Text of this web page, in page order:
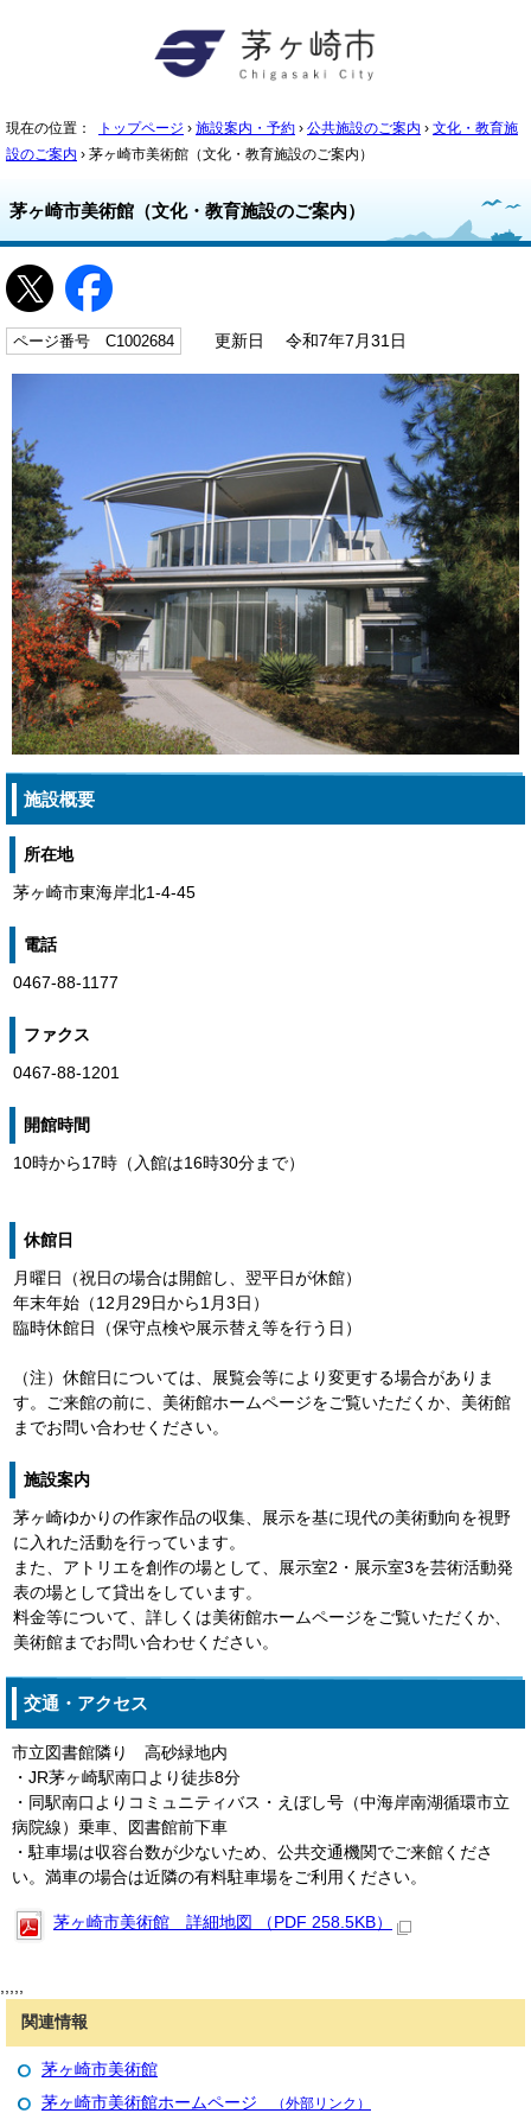
現在の位置： トップページ › 施設案内・予約 › 公共施設のご案内 › 文化・教育施
設のご案内 › 茅ヶ崎市美術館（文化・教育施設のご案内）
茅ヶ崎市美術館（文化・教育施設のご案内）
ページ番号 C1002684 更新日 令和7年7月31日
施設概要
所在地
茅ヶ崎市東海岸北1-4-45
電話
0467-88-1177
ファクス
0467-88-1201
開館時間
10時から17時（入館は16時30分まで）
休館日
月曜日（祝日の場合は開館し、翌平日が休館）
年末年始（12月29日から1月3日）
臨時休館日（保守点検や展示替え等を行う日）
（注）休館日については、展覧会等により変更する場合がありま
す。ご来館の前に、美術館ホームページをご覧いただくか、美術館
までお問い合わせください。
施設案内
茅ヶ崎ゆかりの作家作品の収集、展示を基に現代の美術動向を視野
に入れた活動を行っています。
また、アトリエを創作の場として、展示室2・展示室3を芸術活動発
表の場として貸出をしています。
料金等について、詳しくは美術館ホームページをご覧いただくか、
美術館までお問い合わせください。
交通・アクセス
市立図書館隣り 高砂緑地内
・JR茅ヶ崎駅南口より徒歩8分
・同駅南口よりコミュニティバス・えぼし号（中海岸南湖循環市立
病院線）乗車、図書館前下車
・駐車場は収容台数が少ないため、公共交通機関でご来館くださ
い。満車の場合は近隣の有料駐車場をご利用ください。
茅ヶ崎市美術館 詳細地図 （PDF 258.5KB）
,,,,,
関連情報
茅ヶ崎市美術館
茅ヶ崎市美術館ホームページ （外部リンク）